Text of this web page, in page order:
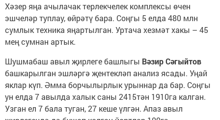
Хәзер яңа ачылачак терлекчелек комплексы өчен
эшчеләр туплау, өйрәтү бара. Соңгы 5 елда 480 млн
сумлык техника яңартылган. Уртача хезмәт хакы – 45
мең сумнан артык.
Шушмабаш авыл җирлеге башлыгы Вәзир Сәгыйтов
башкарылган эшләргә җентекләп анализ ясады. Уңай
яклар күп. Әмма борчылырлык урыннар да бар. Соңгы
ун елда 7 авылда халык саны 2415тән 1910га калган.
Узган ел 7 бала туган, 27 кеше үлгән. Апаз авыл